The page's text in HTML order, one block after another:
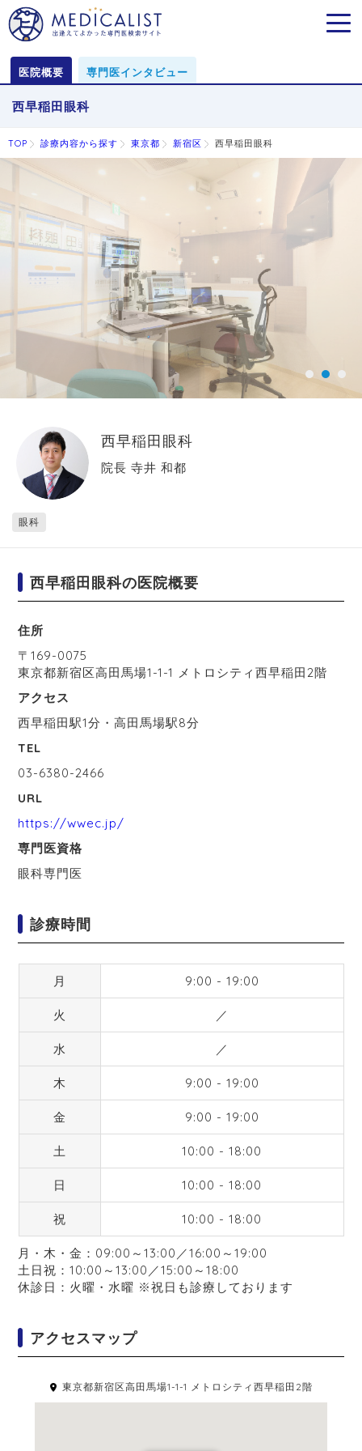
医院概要 専門医インタビュー
西早稲田眼科
TOP 診療内容から探す 東京都 新宿区 西早稲田眼科
西早稲田眼科
院長 寺井 和都
眼科
西早稲田眼科の医院概要
住所
〒169-0075
東京都新宿区高田馬場1-1-1 メトロシティ西早稲田2階
アクセス
西早稲田駅1分・高田馬場駅8分
TEL
03-6380-2466
URL
https://wwec.jp/
専門医資格
眼科専門医
診療時間
月 9:00 - 19:00
火 ／
水 ／
木 9:00 - 19:00
金 9:00 - 19:00
土 10:00 - 18:00
日 10:00 - 18:00
祝 10:00 - 18:00
月・木・金：09:00～13:00／16:00～19:00
土日祝：10:00～13:00／15:00～18:00
休診日：火曜・水曜 ※祝日も診療しております
アクセスマップ
東京都新宿区高田馬場1-1-1 メトロシティ西早稲田2階